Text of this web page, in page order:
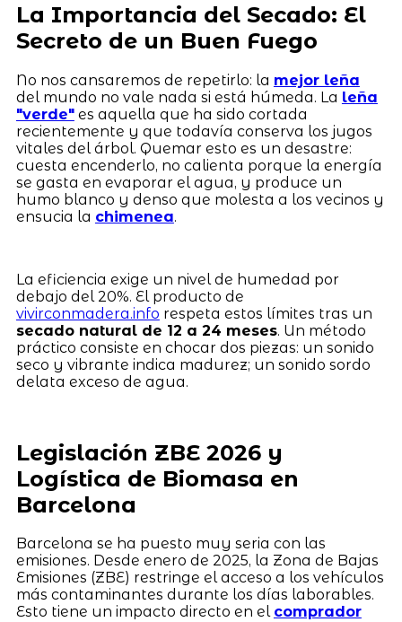
La Importancia del Secado: El
Secreto de un Buen Fuego
No nos cansaremos de repetirlo: la mejor leña
del mundo no vale nada si está húmeda. La leña
"verde"es aquella que ha sido cortada
recientemente y que todavía conserva los jugos
vitales del árbol. Quemar esto es un desastre:
cuesta encenderlo, no calienta porque la energía
se gasta en evaporar el agua, y produce un
humo blanco y denso que molesta a los vecinos y
ensucia la chimenea.
La eficiencia exige un nivel de humedad por
debajo del 20%. El producto de
vivirconmadera.info respeta estos límites tras un
secado natural de 12 a 24 meses. Un método
práctico consiste en chocar dos piezas: un sonido
seco y vibrante indica madurez; un sonido sordo
delata exceso de agua.
Legislación ZBE 2026 y
Logística de Biomasa en
Barcelona
Barcelona se ha puesto muy seria con las
emisiones. Desde enero de 2025, la Zona de Bajas
Emisiones (ZBE) restringe el acceso a los vehículos
más contaminantes durante los días laborables.
Esto tiene un impacto directo en el comprador